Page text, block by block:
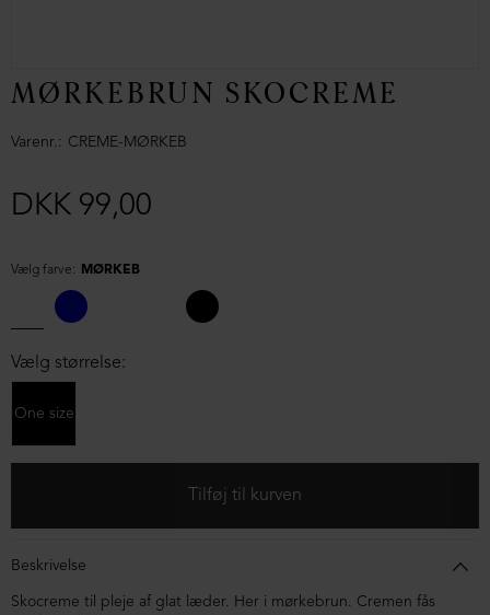
MØRKEBRUN SKOCREME
Varenr. CREME-MØRKEB
DKK 99,00
Vælg farve: MØRKEB
Vælg størrelse:
One size
Beskrivelse
Skocreme til pleje af glat læder. Her i mørkebrun. Cremen fås